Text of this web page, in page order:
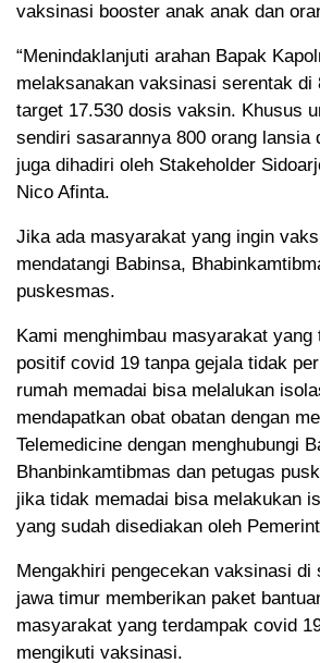
vaksinasi booster anak anak dan
“Menindaklanjuti arahan Bapak
melaksanakan vaksinasi serentak di
target 17.530 dosis vaksin. Khusus
sendiri sasarannya 800 orang lansia
juga dihadiri oleh Stakeholder
Nico Afinta.
Jika ada masyarakat yang ingin
mendatangi Babinsa,
puskesmas.
Kami menghimbau masyarakat
positif covid 19 tanpa gejala tidak
rumah memadai bisa melalukan
mendapatkan obat obatan dengan
Telemedicine dengan menghubungi
Bhanbinkamtibmas dan petugas
jika tidak memadai bisa melakukan
yang sudah disediakan oleh
Mengakhiri pengecekan vaksinasi di
jawa timur memberikan paket
masyarakat yang terdampak covid
mengikuti vaksinasi.